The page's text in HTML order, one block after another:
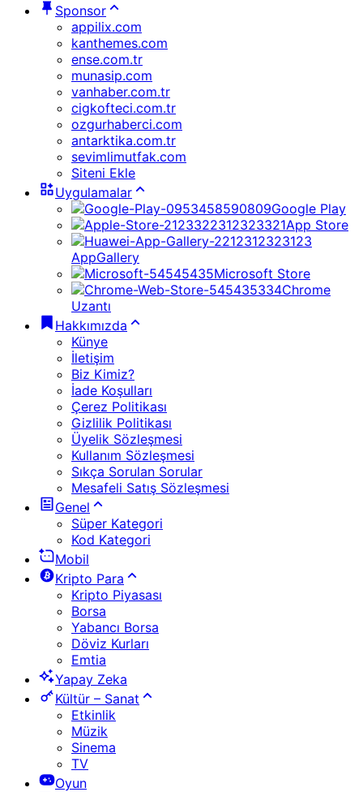
Sponsor
appilix.com
kanthemes.com
ense.com.tr
munasip.com
vanhaber.com.tr
cigkofteci.com.tr
ozgurhaberci.com
antarktika.com.tr
sevimlimutfak.com
Siteni Ekle
Uygulamalar
Google Play
App Store
AppGallery
Microsoft Store
Chrome
Uzantı
Hakkımızda
Künye
İletişim
Biz Kimiz?
İade Koşulları
Çerez Politikası
Gizlilik Politikası
Üyelik Sözleşmesi
Kullanım Sözleşmesi
Sıkça Sorulan Sorular
Mesafeli Satış Sözleşmesi
Genel
Süper Kategori
Kod Kategori
Mobil
Kripto Para
Kripto Piyasası
Borsa
Yabancı Borsa
Döviz Kurları
Emtia
Yapay Zeka
Kültür – Sanat
Etkinlik
Müzik
Sinema
TV
Oyun